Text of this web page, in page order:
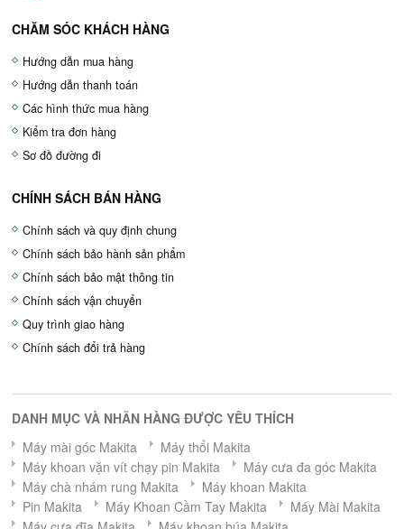
CHĂM SÓC KHÁCH HÀNG
Hướng dẫn mua hàng
Hướng dẫn thanh toán
Các hình thức mua hàng
Kiểm tra đơn hàng
Sơ đồ đường đi
CHÍNH SÁCH BÁN HÀNG
Chính sách và quy định chung
Chính sách bảo hành sản phẩm
Chính sách bảo mật thông tin
Chính sách vận chuyển
Quy trình giao hàng
Chính sách đổi trả hàng
DANH MỤC VÀ NHÃN HÀNG ĐƯỢC YÊU THÍCH
Máy mài góc Makita
Máy thổi Makita
Máy khoan vặn vít chạy pin Makita
Máy cưa đa góc Makita
Máy chà nhám rung Makita
Máy khoan Makita
Pin Makita
Máy Khoan Cầm Tay Makita
Máy Mài Makita